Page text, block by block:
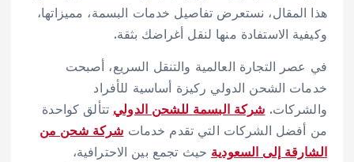
هذا المقال، نستعرض تفاصيل خدمات البسمة، مميزاتها،
وكيفية الاستفادة منها لنقل أغراضك بثقة.
في عصر التجارة العالمية والتنقل السريع، أصبحت
خدمات الشحن الدولي ركيزة أساسية للأفراد
والشركات. شركة البسمة للشحن الدولي تتألق كواحدة
من أفضل الشركات التي تقدم خدمات شركة شحن من
الشارقة إلى السعودية حيث تجمع بين الاحترافية،